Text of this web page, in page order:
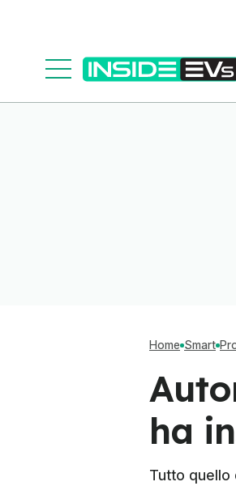
Home Smart
ha
Tutto quello